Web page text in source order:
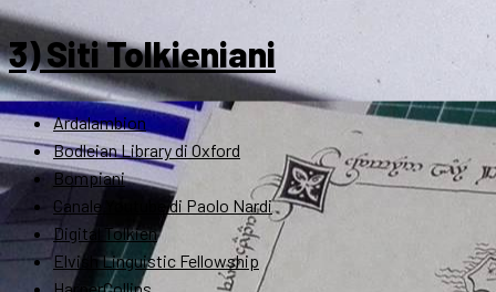
3) Siti Tolkieniani
Ardalambion
Bodleian Library di Oxford
Bompiani
Canale Youtube di Paolo Nardi
Digital Tolkien
Elvish Linguistic Fellowship